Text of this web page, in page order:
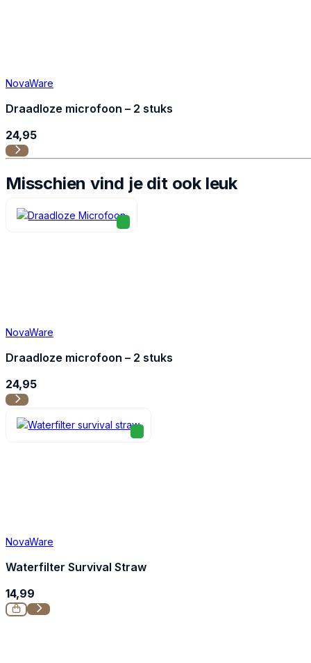
NovaWare
Draadloze microfoon – 2 stuks
24,95
Misschien vind je dit ook leuk
NovaWare
Draadloze microfoon – 2 stuks
24,95
NovaWare
Waterfilter Survival Straw
14,99